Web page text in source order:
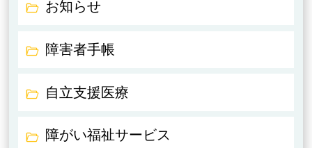
お知らせ
障害者手帳
自立支援医療
障がい福祉サービス